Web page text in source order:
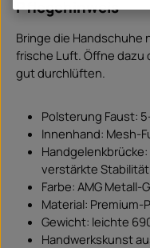
Pflegehinweis
Bringe die Handschuhe
frische Luft. Öffne dazu
gut durchlüften.
Polsterung Faust:
Innenhand: Mesh-
verstärkte Stabilität
Farbe: AMG Metall-
Material: Premium-
Gewicht: leichte
Handwerkskunst